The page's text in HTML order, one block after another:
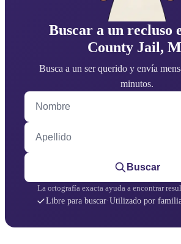
Buscar a un recluso
County Jail,
Busca a un ser querido y envía
minutos.
Nombre
Apellido
Buscar
La ortografía exacta ayuda a encontrar
Libre para buscar·Utilizado por